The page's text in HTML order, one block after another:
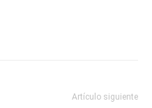
Artículo siguiente